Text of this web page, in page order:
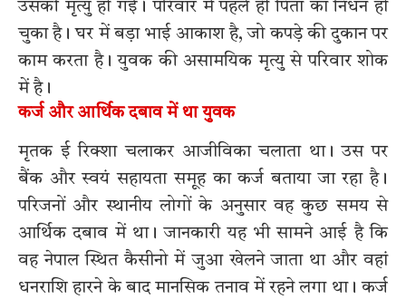
उसकी मृत्यु हो गई। परिवार में पहले ही पिता का निधन हो
चुका है। घर में बड़ा भाई आकाश है, जो कपड़े की दुकान पर
काम करता है। युवक की असामयिक मृत्यु से परिवार शोक
में है।
कर्ज और आर्थिक दबाव में था युवक
मृतक ई रिक्शा चलाकर आजीविका चलाता था। उस पर
बैंक और स्वयं सहायता समूह का कर्ज बताया जा रहा है।
परिजनों और स्थानीय लोगों के अनुसार वह कुछ समय से
आर्थिक दबाव में था। जानकारी यह भी सामने आई है कि
वह नेपाल स्थित कैसीनो में जुआ खेलने जाता था और वहां
धनराशि हारने के बाद मानसिक तनाव में रहने लगा था। कर्ज